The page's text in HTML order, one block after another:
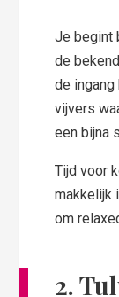
Je begint
de
de
vijvers
een bijna
Tijd voor
makkelijk
om
2.